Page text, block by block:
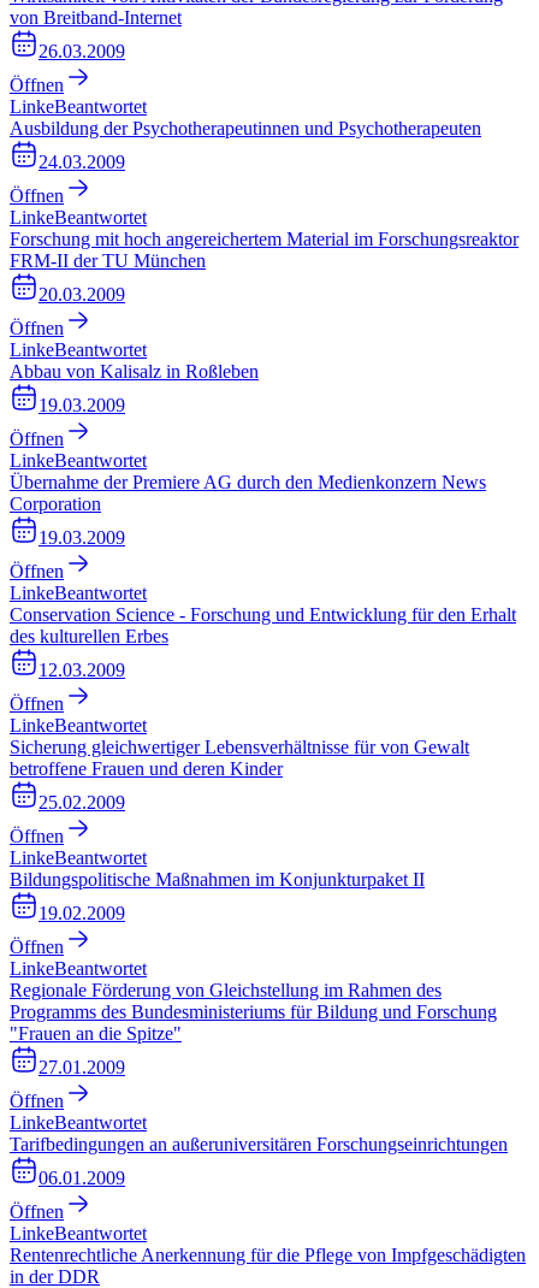
von Breitband-Internet
26.03.2009
Öffnen
LinkeBeantwortet
Ausbildung der Psychotherapeutinnen und Psychotherapeuten
24.03.2009
Öffnen
LinkeBeantwortet
Forschung mit hoch angereichertem Material im Forschungsreaktor
FRM-II der TU München
20.03.2009
Öffnen
LinkeBeantwortet
Abbau von Kalisalz in Roßleben
19.03.2009
Öffnen
LinkeBeantwortet
Übernahme der Premiere AG durch den Medienkonzern News
Corporation
19.03.2009
Öffnen
LinkeBeantwortet
Conservation Science - Forschung und Entwicklung für den Erhalt
des kulturellen Erbes
12.03.2009
Öffnen
LinkeBeantwortet
Sicherung gleichwertiger Lebensverhältnisse für von Gewalt
betroffene Frauen und deren Kinder
25.02.2009
Öffnen
LinkeBeantwortet
Bildungspolitische Maßnahmen im Konjunkturpaket II
19.02.2009
Öffnen
LinkeBeantwortet
Regionale Förderung von Gleichstellung im Rahmen des
Programms des Bundesministeriums für Bildung und Forschung
"Frauen an die Spitze"
27.01.2009
Öffnen
LinkeBeantwortet
Tarifbedingungen an außeruniversitären Forschungseinrichtungen
06.01.2009
Öffnen
LinkeBeantwortet
Rentenrechtliche Anerkennung für die Pflege von Impfgeschädigten
in der DDR